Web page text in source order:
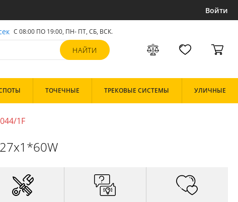
Войти
С 08:00 ПО 19:00, ПН- ПТ, СБ, ВСК.
ТОЧЕЧНЫЕ ТРЕКОВЫЕ СИСТЕМЫ УЛИЧНЫЕ
1F